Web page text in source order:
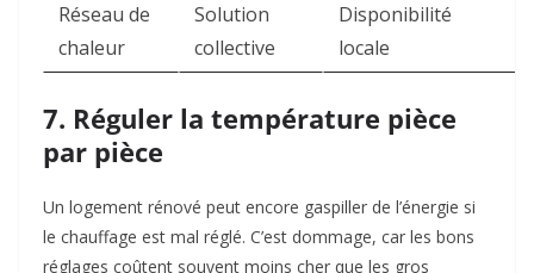
Réseau de
chaleur
Solution
collective
Disponibilité
locale
7. Réguler la température pièce
par pièce
Un logement rénové peut encore gaspiller de l’énergie si
le chauffage est mal réglé. C’est dommage, car les bons
réglages coûtent souvent moins cher que les gros